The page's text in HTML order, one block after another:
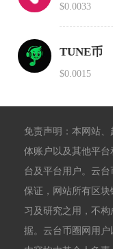
$0.0033
TUNE币
$0.0015
免责声明：本网站
体账户以及其他平
台及平台用户。云
保证，网站所有区
习及研究之用，不
据。云台币圈网用